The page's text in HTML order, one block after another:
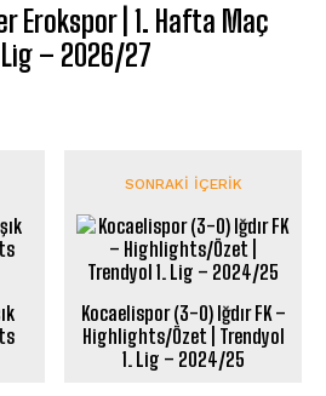
Erokspor | 1. Hafta Maç
Lig – 2026/27
SONRAKI İÇERIK
Kocaelispor (3-0) Iğdır FK –
Highlights/Özet | Trendyol
1. Lig – 2024/25